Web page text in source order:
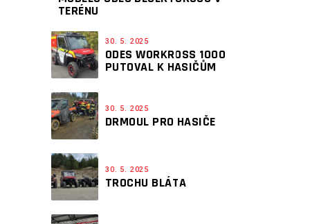
TERÉNU
30. 5. 2025
ODES WORKROSS 1000
PUTOVAL K HASIČŮM
30. 5. 2025
DRMOUL PRO HASIČE
30. 5. 2025
TROCHU BLÁTA